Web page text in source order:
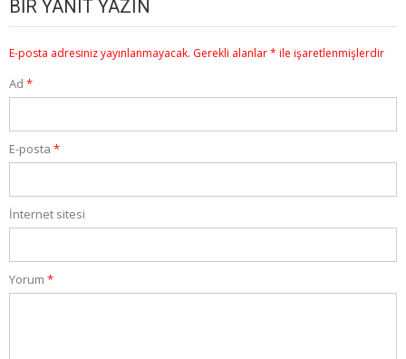
BIR YANIT YAZIN
E-posta adresiniz yayınlanmayacak. Gerekli alanlar* ile işaretlenmişlerdir
Ad *
E-posta *
İnternet sitesi
Yorum *